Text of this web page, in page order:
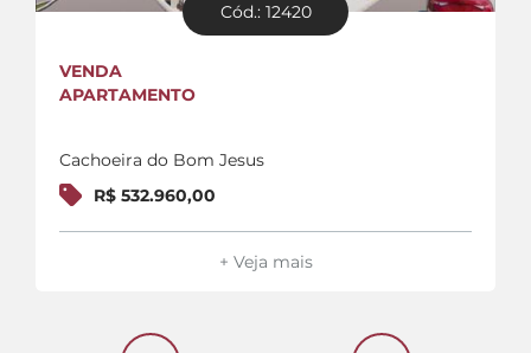
Cód.: 12420
VENDA
APARTAMENTO
Cachoeira do Bom Jesus
R$ 532.960,00
+ Veja mais